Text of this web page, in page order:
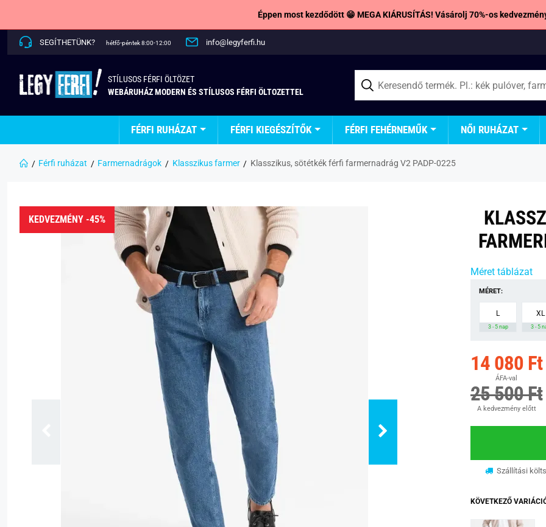
Éppen most kezdődött 😁 MEGA KIÁRUSÍTÁS! Vásárolj 70%-os
SEGÍTHETÜNK? hétfő-péntek 8:00-12:00 info@legyferfi.hu
STÍLUSOS FÉRFI ÖLTÖZET
WEBÁRUHÁZ MODERN ÉS STÍLUSOS FÉRFI ÖLTOZETTEL
FÉRFI RUHÁZAT FÉRFI KIEGÉSZÍTŐK FÉRFI FEHÉRNEMŰK NŐI RUHÁZAT
Férfi ruházat Farmernadrágok Klasszikus farmer Klasszikus, sötétkék férfi farmernadrág V2 PADP-0225
KEDVEZMÉNY -45%
Méret táblázat
MÉRET:
L
3 - 5 nap
XL
3 - 5
14 080 Ft
ÁFA-val
25 500 Ft
A kedvezmény előtt
Szállítási
KÖVETKEZŐ